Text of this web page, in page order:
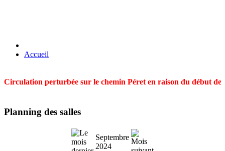
Accueil
Circulation perturbée sur le chemin Péret en raison du début
Planning des salles
Septembre
2024